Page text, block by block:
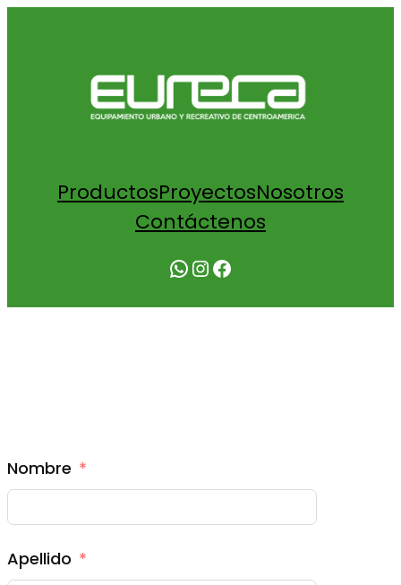
ProductosProyectosNosotros
Contáctenos
WhatsApp Instagram Facebook
Nombre
Apellido